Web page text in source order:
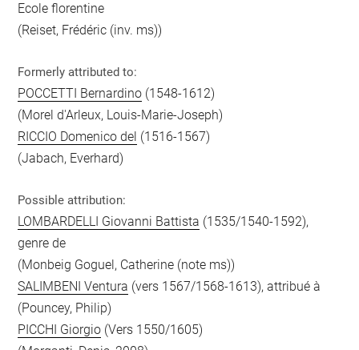
Ecole florentine
(Reiset, Frédéric (inv. ms))
Formerly attributed to:
POCCETTI Bernardino (1548-1612)
(Morel d'Arleux, Louis-Marie-Joseph)
RICCIO Domenico del (1516-1567)
(Jabach, Everhard)
Possible attribution:
LOMBARDELLI Giovanni Battista (1535/1540-1592),
genre de
(Monbeig Goguel, Catherine (note ms))
SALIMBENI Ventura (vers 1567/1568-1613), attribué à
(Pouncey, Philip)
PICCHI Giorgio (Vers 1550/1605)